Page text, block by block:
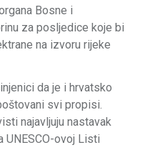
Bosne i
za posljedice koje bi
na izvoru rijeke
da je i hrvatsko
svi propisi.
najavljuju nastavak
UNESCO-ovoj Listi